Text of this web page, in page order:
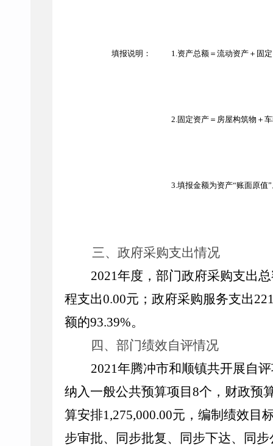
填报说明： 1.资产总额＝流动资产＋固
2.固定资产＝房屋构筑物＋
3.填报金额为资产“账面原值
三、政府采购支出情况
2021年度，部门政府采购支出
程支出0.00元；政府采购服务支出
额的93.39%。
四、部门绩效自评情况
2021年腾冲市和顺镇共开展自
纳入一般公共预算项目8个，财政预
算安排1,275,000.00元，编制绩效目
步审批、同步批复、同步下达、同步